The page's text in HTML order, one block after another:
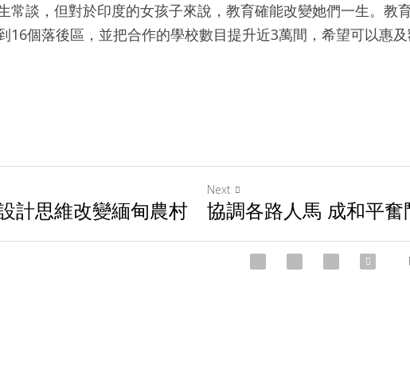
常談，但對於印度的女孩子來說，教育確能改變她們一生。教
16個落後區，並把合作的學校數目提升近3萬間，希望可以惠
計思維改變緬甸農村
Next
協調各路人馬 成和平奮